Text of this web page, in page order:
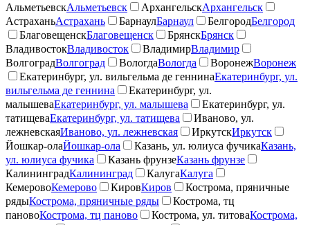
АльметьевскАльметьевск АрхангельскАрхангельск
АстраханьАстрахань БарнаулБарнаул БелгородБелгород
БлаговещенскБлаговещенск БрянскБрянск
ВладивостокВладивосток ВладимирВладимир
ВолгоградВолгоград ВологдаВологда ВоронежВоронеж
Екатеринбург, ул. вильгельма де геннинаЕкатеринбург, ул.
вильгельма де геннина
Екатеринбург, ул.
малышеваЕкатеринбург, ул. малышева
Екатеринбург, ул.
татищеваЕкатеринбург, ул. татищева
Иваново, ул.
лежневскаяИваново, ул. лежневская ИркутскИркутск
Йошкар-олаЙошкар-ола Казань, ул. юлиуса фучикаКазань,
ул. юлиуса фучика
Казань фрунзеКазань фрунзе
КалининградКалининград КалугаКалуга
КемеровоКемерово КировКиров
Кострома, пряничные
рядыКострома, пряничные ряды
Кострома, тц
пановоКострома, тц паново Кострома, ул. титоваКострома,